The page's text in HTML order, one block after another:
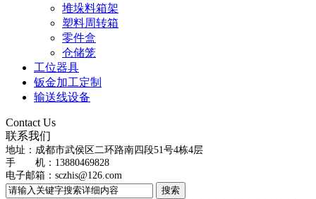
堆垛料箱架
塑料周转箱
零件盒
仓储笼
工位器具
钣金加工定制
输送线设备
Contact Us
联系我们
地址： 成都市武侯区二环路南四段51号4栋4层
手 机：13880469828
电子邮箱： sczhis@126.com